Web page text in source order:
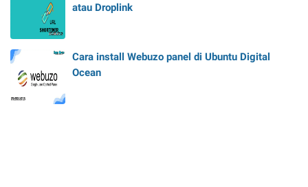
atau Droplink
Cara install Webuzo panel di Ubuntu Digital
Ocean